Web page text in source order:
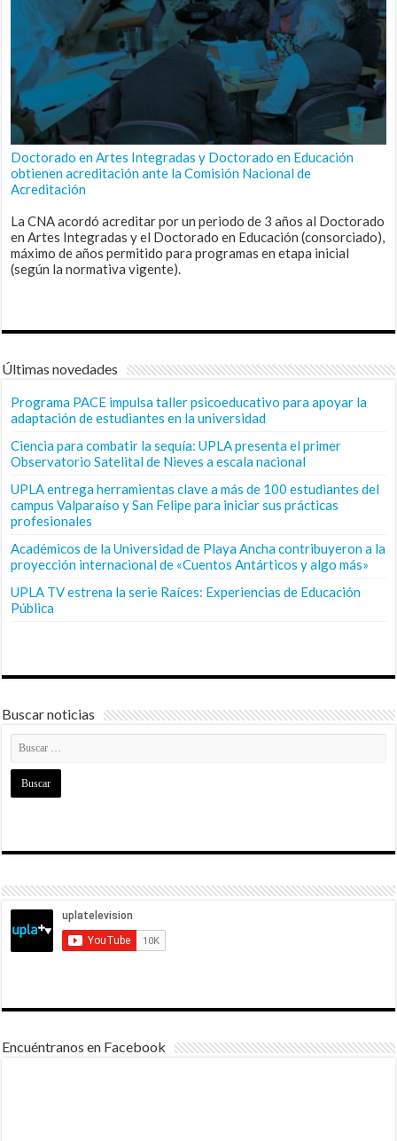
Doctorado en Artes Integradas y Doctorado en Educación
obtienen acreditación ante la Comisión Nacional de
Acreditación
La CNA acordó acreditar por un periodo de 3 años al Doctorado
en Artes Integradas y el Doctorado en Educación (consorciado),
máximo de años permitido para programas en etapa inicial
(según la normativa vigente).
Últimas novedades
Programa PACE impulsa taller psicoeducativo para apoyar la
adaptación de estudiantes en la universidad
Ciencia para combatir la sequía: UPLA presenta el primer
Observatorio Satelital de Nieves a escala nacional
UPLA entrega herramientas clave a más de 100 estudiantes del
campus Valparaíso y San Felipe para iniciar sus prácticas
profesionales
Académicos de la Universidad de Playa Ancha contribuyeron a la
proyección internacional de «Cuentos Antárticos y algo más»
UPLA TV estrena la serie Raíces: Experiencias de Educación
Pública
Buscar noticias
Encuéntranos en Facebook